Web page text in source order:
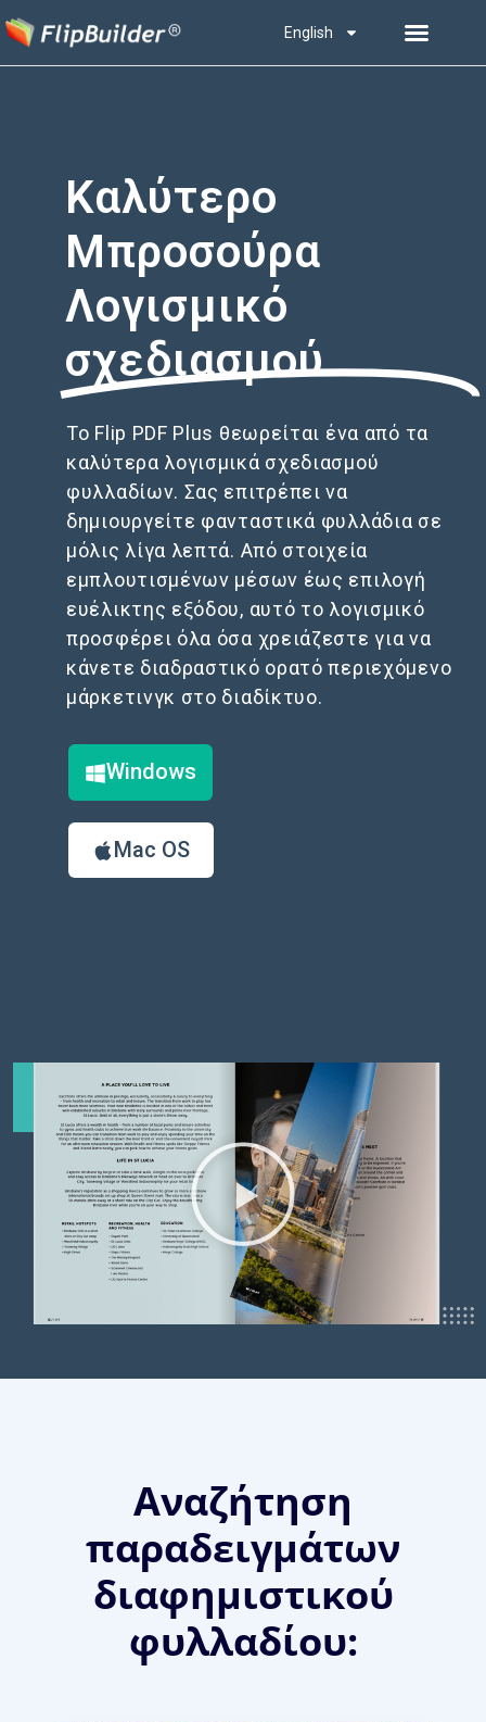
English
Καλύτερο
Μπροσούρα
Λογισμικό
σχεδιασμού
Το Flip PDF Plus θεωρείται ένα από τα
καλύτερα λογισμικά σχεδιασμού
φυλλαδίων. Σας επιτρέπει να
δημιουργείτε φανταστικά φυλλάδια σε
μόλις λίγα λεπτά. Από στοιχεία
εμπλουτισμένων μέσων έως επιλογή
ευέλικτης εξόδου, αυτό το λογισμικό
προσφέρει όλα όσα χρειάζεστε για να
κάνετε διαδραστικό ορατό περιεχόμενο
μάρκετινγκ στο διαδίκτυο.
Windows
Mac OS
Αναζήτηση
παραδειγμάτων
διαφημιστικού
φυλλαδίου: